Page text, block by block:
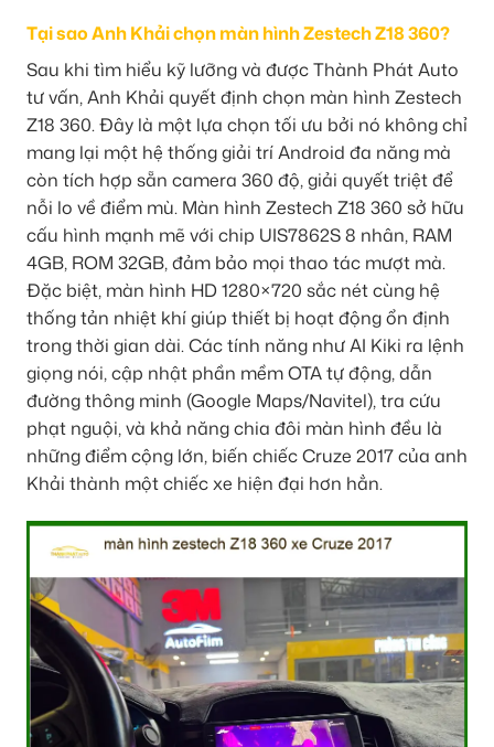
Tại sao Anh Khải chọn màn hình Zestech Z18 360?
Sau khi tìm hiểu kỹ lưỡng và được Thành Phát Auto
tư vấn, Anh Khải quyết định chọn màn hình Zestech
Z18 360. Đây là một lựa chọn tối ưu bởi nó không chỉ
mang lại một hệ thống giải trí Android đa năng mà
còn tích hợp sẵn camera 360 độ, giải quyết triệt để
nỗi lo về điểm mù. Màn hình Zestech Z18 360 sở hữu
cấu hình mạnh mẽ với chip UIS7862S 8 nhân, RAM
4GB, ROM 32GB, đảm bảo mọi thao tác mượt mà.
Đặc biệt, màn hình HD 1280×720 sắc nét cùng hệ
thống tản nhiệt khí giúp thiết bị hoạt động ổn định
trong thời gian dài. Các tính năng như AI Kiki ra lệnh
giọng nói, cập nhật phần mềm OTA tự động, dẫn
đường thông minh (Google Maps/Navitel), tra cứu
phạt nguội, và khả năng chia đôi màn hình đều là
những điểm cộng lớn, biến chiếc Cruze 2017 của anh
Khải thành một chiếc xe hiện đại hơn hẳn.